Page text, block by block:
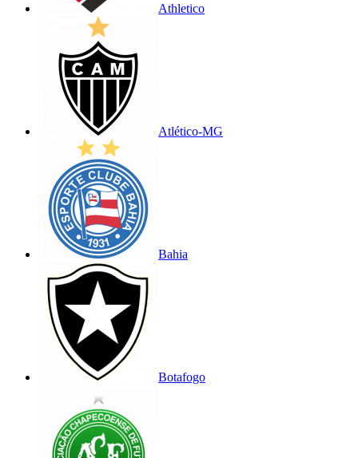
Athletico
Atlético-MG
Bahia
Botafogo